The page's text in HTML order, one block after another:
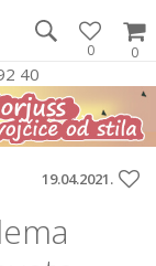
0
0
40
19.04.2021.